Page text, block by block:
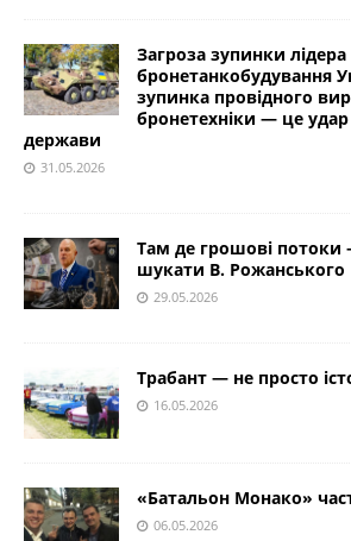
Загроза зупинки лідера
бронетанкобудування
зупинка провідного
бронетехніки — це удар
держави
31.05.2026
Там де грошові потоки
шукати В. Рожанського
29.05.2026
Трабант — не просто
16.05.2026
«Батальон Монако»
06.05.2026